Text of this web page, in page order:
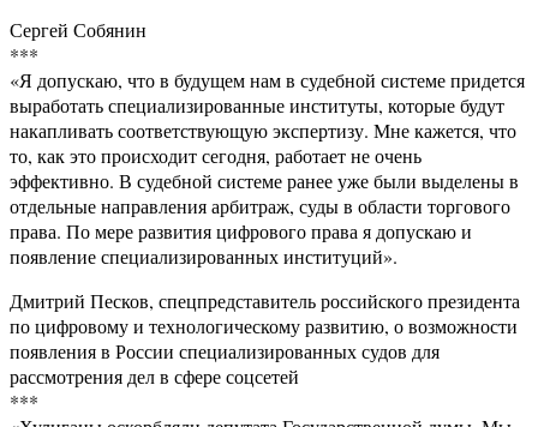
Сергей Собянин
***
«Я допускаю, что в будущем нам в судебной системе придется
выработать специализированные институты, которые будут
накапливать соответствующую экспертизу. Мне кажется, что
то, как это происходит сегодня, работает не очень
эффективно. В судебной системе ранее уже были выделены в
отдельные направления арбитраж, суды в области торгового
права. По мере развития цифрового права я допускаю и
появление специализированных институций».
Дмитрий Песков, спецпредставитель российского президента
по цифровому и технологическому развитию, о возможности
появления в России специализированных судов для
рассмотрения дел в сфере соцсетей
***